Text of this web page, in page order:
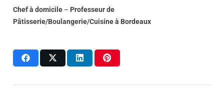
Chef à domicile– Professeur de
Pâtisserie/Boulangerie/Cuisine à Bordeaux